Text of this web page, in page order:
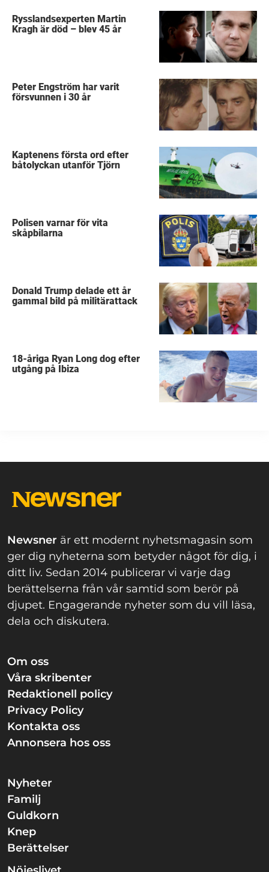
Rysslandsexperten Martin
Kragh är död – blev 45 år
Peter Engström har varit
försvunnen i 30 år
Kaptenens första ord efter
båtolyckan utanför Tjörn
Polisen varnar för vita
skåpbilarna
Donald Trump delade ett år
gammal bild på militärattack
18-åriga Ryan Long dog efter
utgång på Ibiza
Newsner är ett modernt nyhetsmagasin som
ger dig nyheterna som betyder något för dig, i
ditt liv. Sedan 2014 publicerar vi varje dag
berättelserna från vår samtid som berör på
djupet. Engagerande nyheter som du vill läsa,
dela och diskutera.
Om oss
Våra skribenter
Redaktionell policy
Privacy Policy
Kontakta oss
Annonsera hos oss
Nyheter
Familj
Guldkorn
Knep
Berättelser